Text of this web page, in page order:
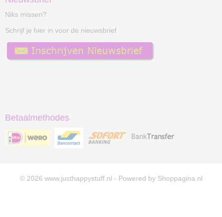
Niks missen?
Schrijf je hier in voor de nieuwsbrief
Betaalmethodes
© 2026 www.justhappystuff.nl - Powered by Shoppagina.nl